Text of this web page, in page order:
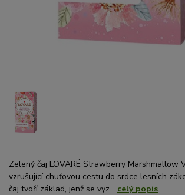
Zelený čaj LOVARÉ Strawberry Marshmallow
vzrušující chuťovou cestu do srdce lesních
čaj tvoří základ, jenž se vyz... celý popis